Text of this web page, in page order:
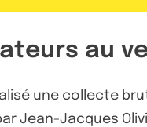
au
une collecte
Jean-Jacques